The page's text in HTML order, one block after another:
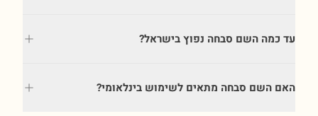
עד כמה השם סבחה נפוץ בישראל?
האם השם סבחה מתאים לשימוש בינלאומי?